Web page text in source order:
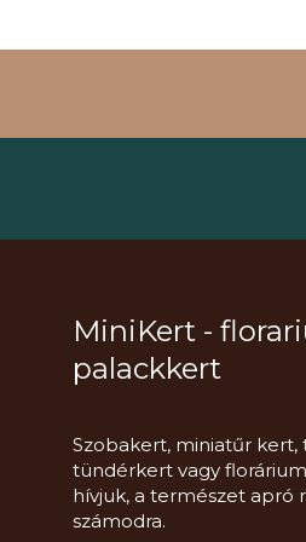
MiniKert -
palackkert
Szobakert, miniatűr kert,
tündérkert vagy
hívjuk, a természet apró
számodra.